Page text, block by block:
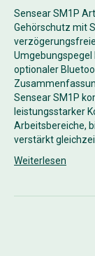
Sensear SM1P
Gehörschutz mit
Umgebungspegel
optionaler
Sensear SM1P
leistungsstarker
Arbeitsbereiche,
verstärkt
Weiterlesen